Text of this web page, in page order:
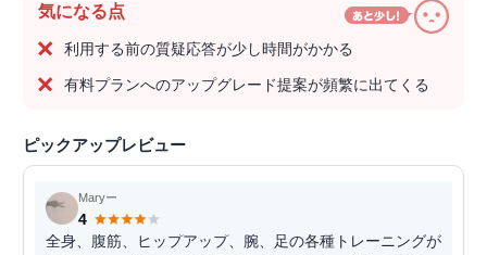
気になる点
利用する前の質疑応答が少し時間がかかる
有料プランへのアップグレード提案が頻繁に出てくる
ピックアップレビュー
Maryー
4
全身、腹筋、ヒップアップ、腕、足の各種トレーニングが